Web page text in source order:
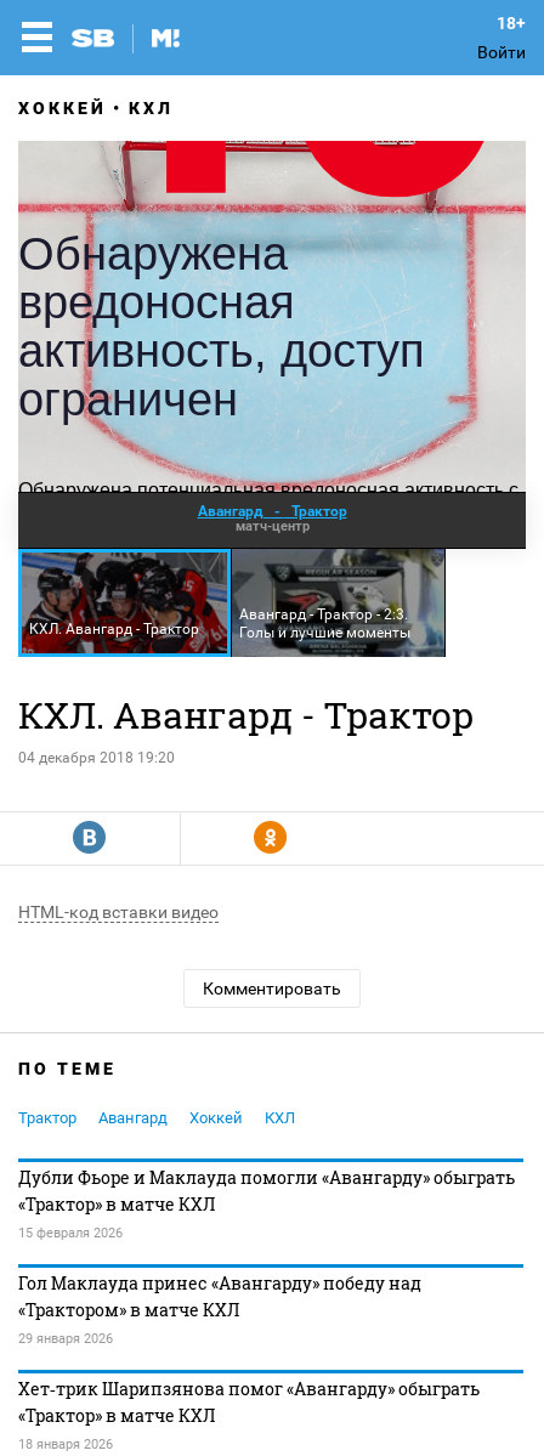
Войти
ХОККЕЙ КХЛ
Авангард - Трактор
матч-центр
КХЛ. Авангард - Трактор
Авангард - Трактор - 2:3.
Голы и лучшие моменты
КХЛ. Авангард - Трактор
04 декабря 2018 19:20
R Y
HTML-код вставки видео
Комментировать
ПО ТЕМЕ
Трактор Авангард Хоккей КХЛ
Дубли Фьоре и Маклауда помогли «Авангарду» обыграть
«Трактор» в матче КХЛ
15 февраля 2026
Гол Маклауда принес «Авангарду» победу над
«Трактором» в матче КХЛ
29 января 2026
Хет‑трик Шарипзянова помог «Авангарду» обыграть
«Трактор» в матче КХЛ
18 января 2026